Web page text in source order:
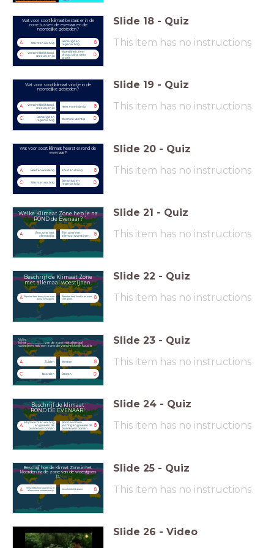
sneeuw en ijs
Wat voor soort klimaat bestaat er in de
zone tussen de evenaar en de
noordelijke gebieden?
A Warm en vochtig B
Gematigd en
regenachtig
C
Verschrikkelijk koud,
sneeuw en ijs
D
Woestijnen, heel
droog, bijna niets
groeit
Slide 18 - Quiz
This item has no instructions
Wat voor soort klimaat vind je in de
noordelijke gebieden?
A
Verschrikkelijk koud,
sneeuw en ijs
B
Heet en winderig
C
Gematigd en
regenachtig
D
Warm en vochtig
Slide 19 - Quiz
This item has no instructions
Wat voor soort klimaat heerst er rond de
evenaar?
A Heet en winderig B
Koud en droog
C Warm en vochtig D
Gematigd en
regenachtig
Slide 20 - Quiz
This item has no instructions
Welke Klimaat Zone heb je na
ROND de Evenaar?
A
Een zone met
allemaal ijs.
B
Een zone met
allemaal woestijnen.
Slide 21 - Quiz
This item has no instructions
Beschrijf de Klimaat Zone
met allemaal woestijnen.
A Waar het heel droog is en waar
bijna niets groeit.
B
Waar het heel koud is en waar
veel groeit.
Slide 22 - Quiz
This item has no instructions
Vul in:
In het ............................ van de zone met allemaal
woestijnen, heb een zone die verschrikkelijk koud is.
A Zuiden B
Westen
C Noorden D
Oosten
Slide 23 - Quiz
This item has no instructions
Beschrijf de klimaat
ROND DE EVENAAR!
A
Altijd warm en vochtig
en groeien de
planten en bomen
heel hard.
B
Nooit warm en
vochtig en groeien de
planten en bomen
niet hard.
Slide 24 - Quiz
This item has no instructions
Beschrijf hoe de Klimaat Zone in het
Noorden na de zone van de woestijnen
is.
A
Verschrikkelijk koud en is er
alleen maar sneeuw en ijs.
B
Verschrikkelijk warm.
Slide 25 - Quiz
This item has no instructions
Slide 26 - Video